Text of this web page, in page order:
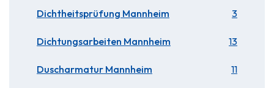
Dichtheitsprüfung Mannheim 3
Dichtungsarbeiten Mannheim 13
Duscharmatur Mannheim 11